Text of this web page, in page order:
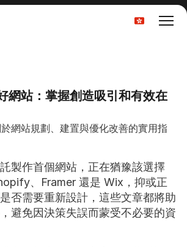
網站：掌握創造吸引和有效在
網站規劃、建置與優化改善的實用指
製作首個網站，正在猶豫該選擇
、Framer 還是 Wix，抑或正
否需要重新設計，這些文章都將助
避免因決策失誤而蒙受不必要的資
Select Language